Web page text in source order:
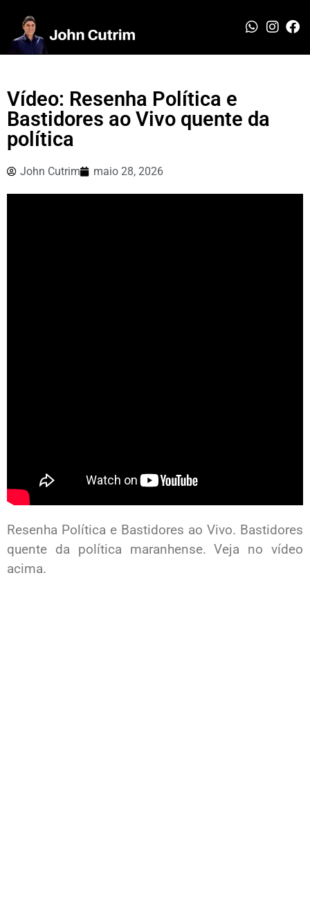
Vídeo: Resenha Política e
Bastidores ao Vivo quente da
política
John Cutrim maio 28, 2026
Resenha Política e Bastidores ao Vivo. Bastidores
quente da política maranhense. Veja no vídeo
acima.